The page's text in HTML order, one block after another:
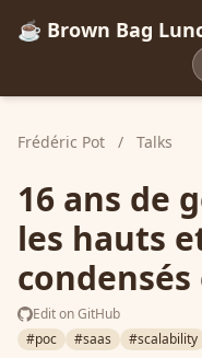
☕ Brown Bag
Frédéric Pot / Talks
16 ans de
les hauts
Edit on GitHub
#poc
#saas #scalability